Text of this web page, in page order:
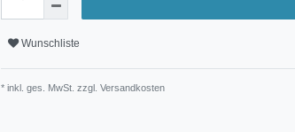
Wunschliste
* inkl. ges. MwSt. zzgl. Versandkosten